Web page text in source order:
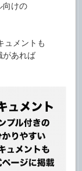
向けの
ュメントも
があれば